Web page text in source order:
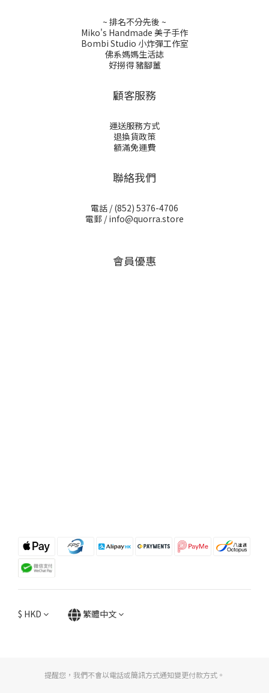
~ 排名不分先後 ~
Miko's Handmade 美子手作
Bombi Studio 小炸彈工作室
佛系媽媽生活誌
好撈得 豬腳薑
顧客服務
運送服務方式
退換貨政策
額滿免運費
聯絡我們
電話 /(852) 5376-4706
電郵 /info@quorra.store
會員優惠
$ HKD 繁體中文
提醒您，我們不會以電話或簡訊方式通知變更付款方式。